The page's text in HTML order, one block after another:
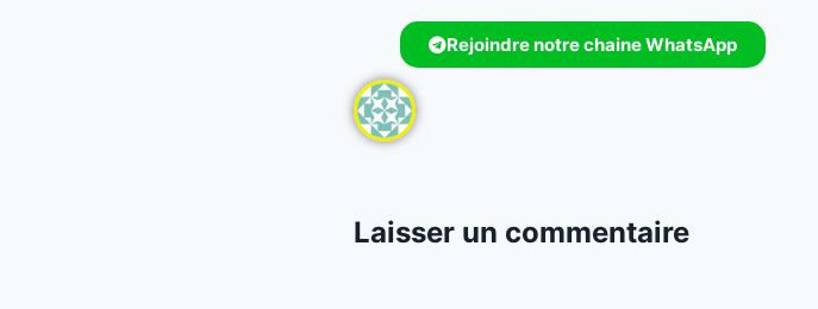
Rejoindre notre chaine WhatsApp
Laisser un commentaire